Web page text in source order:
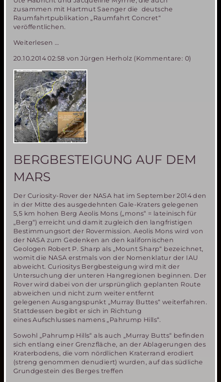
zusammen mit Hartmut Saenger die deutsche
Raumfahrtpublikation „Raumfahrt Concret“
veröffentlichen.
Weiterlesen …
Mal
„Raumfahrttage“
in
Neubrandenburg
vom
13.
bis
16.
November
2014
20.10.2014 02:58 von Jürgen Herholz (Kommentare: 0)
BERGBESTEIGUNG AUF DEM
MARS
Der Curiosity-Rover der NASA hat im September 2014 den
in der Mitte des ausgedehnten Gale-Kraters gelegenen
5,5 km hohen Berg Aeolis Mons („mons“ = lateinisch für
„Berg“) erreicht und damit zugleich den langfristigen
Bestimmungsort der Rovermission. Aeolis Mons wird von
der NASA zum Gedenken an den kalifornischen
Geologen Robert P. Sharp als „Mount Sharp“ bezeichnet,
womit die NASA erstmals von der Nomenklatur der IAU
abweicht. Curiositys Bergbesteigung wird mit der
Untersuchung der unteren Hangregionen beginnen. Der
Rover wird dabei von der ursprünglich geplanten Route
abweichen und nicht zum weiter entfernt
gelegenen Ausgangspunkt „Murray Buttes“ weiterfahren.
Stattdessen begibt er sich in Richtung
eines Aufschlusses namens „Pahrump Hills“.
Sowohl „Pahrump Hills“ als auch „Murray Butts“ befinden
sich entlang einer Grenzfläche, an der Ablagerungen des
Kraterbodens, die vom nördlichen Kraterrand erodiert
(streng genommen denudiert) wurden, auf das südliche
Grundgestein des Berges treffen